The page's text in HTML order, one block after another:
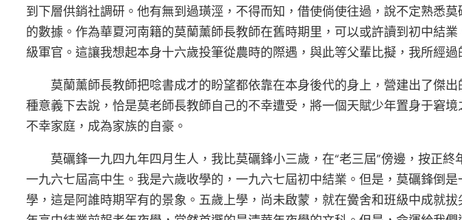
到下層供銷社調研。他有無到過璜涇，不得而知，借使倘使往過，說不定熟悉
的數據。作為華夏河南籍的莫蘭薰師長教師在舊時期里，可以或許讀到初中結
級軍官。這讓我想起本身十六歲投筆從農時的際遇，與此等父輩比擬，我所經
莫蘭薰師長教師把唸書成才的盼望都依靠在本身後代的身上，營建出了傑
種意義下去說，恰是莫老師長教師自己的不幸遭受，將一個天賦少年置身于窘
不幸家庭，成為家族的自豪。
莫礪鋒一九四九年四月生人，我比莫礪鋒小三歲，在“老三屆”傍邊，按正
一九六七屆高中生。我是六歲收學的，一九六七屆初中結業。但是，莫礪鋒倒
學，這是阿誰時期罕有的景象。五歲上學，尚未啟蒙，就在黌舍和班級中成就